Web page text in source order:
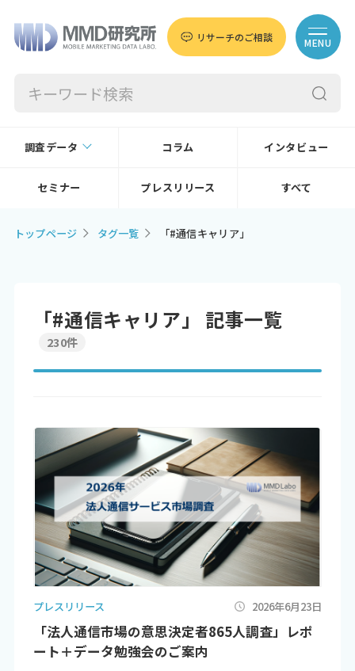
リサーチのご相談 MENU
調査データ コラム インタビュー
セミナー プレスリリース すべて
トップページ タグ一覧 「#通信キャリア」
「#通信キャリア」 記事一覧
230件
プレスリリース 2026年6月23日
「法人通信市場の意思決定者865人調査」レポ
ート＋データ勉強会のご案内